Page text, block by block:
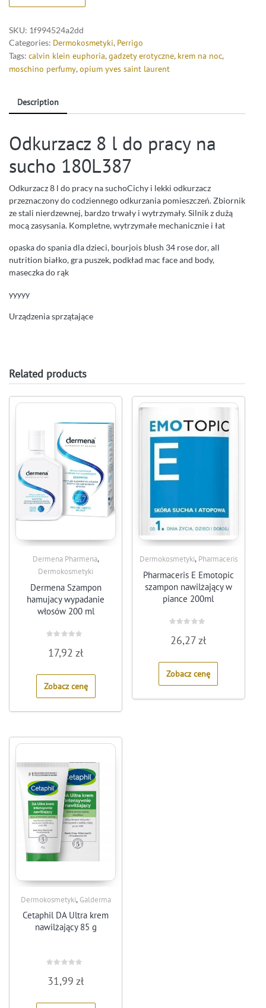
SKU: 1f994524a2dd
Categories: Dermokosmetyki, Perrigo
Tags: calvin klein euphoria, gadzety erotyczne, krem na noc,
moschino perfumy, opium yves saint laurent
Description
Odkurzacz 8 l do pracy na
sucho 180L387
Odkurzacz 8 l do pracy na suchoCichy i lekki odkurzacz
przeznaczony do codziennego odkurzania pomieszczeń. Zbiornik
ze stali nierdzewnej, bardzo trwały i wytrzymały. Silnik z dużą
mocą zasysania. Kompletne, wytrzymałe mechanicznie i łat
opaska do spania dla dzieci, bourjois blush 34 rose dor, all
nutrition białko, gra puszek, podkład mac face and body,
maseczka do rąk
yyyyy
Urządzenia sprzątające
Related products
Dermena Pharmena,
Dermokosmetyki
Dermena Szampon
hamujacy wypadanie
włosów 200 ml
0
out
5
17,92zł
Zobacz cenę
Dermokosmetyki, Pharmaceris
Pharmaceris E Emotopic
szampon nawilżający w
piance 200ml
0
out
5
26,27zł
Zobacz cenę
Dermokosmetyki, Galderma
Cetaphil DA Ultra krem
nawilżający 85 g
0
out
5
31,99zł